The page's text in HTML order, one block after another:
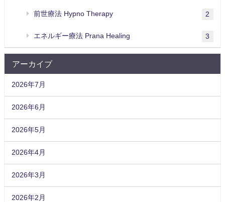
前世療法 Hypno Therapy 2
エネルギー療法 Prana Healing 3
アーカイブ
2026年7月
2026年6月
2026年5月
2026年4月
2026年3月
2026年2月